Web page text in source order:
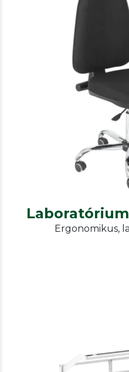
ESD and non-
Ergonomikus,